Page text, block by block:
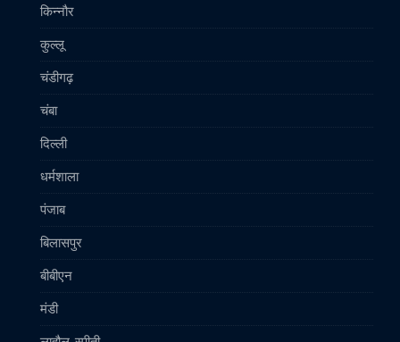
किन्नौर
कुल्लू
चंडीगढ़
चंबा
दिल्ली
धर्मशाला
पंजाब
बिलासपुर
बीबीएन
मंडी